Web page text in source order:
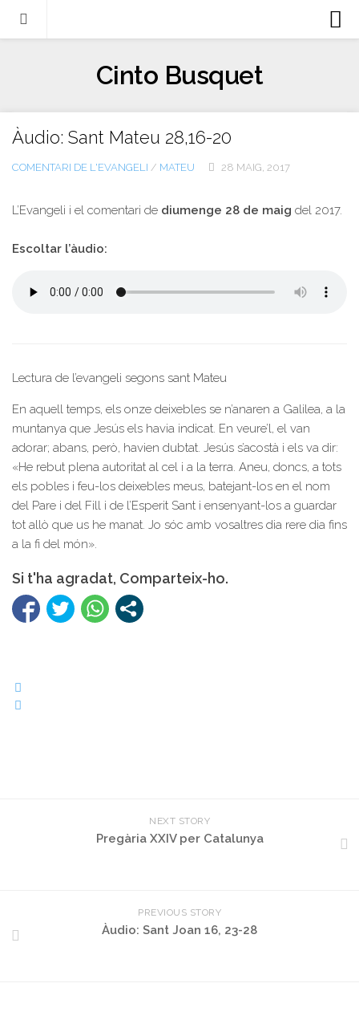
Llibres
Escrits-articles
Notícies
Contacte
Cinto Busquet
Àudio: Sant Mateu 28,16-20
COMENTARI DE L'EVANGELI / MATEU 28 MAIG, 2017
L’Evangeli i el comentari de diumenge 28 de maig del 2017.
Escoltar l’àudio:
Lectura de l’evangeli segons sant Mateu
En aquell temps, els onze deixebles se n’anaren a Galilea, a la
muntanya que Jesús els havia indicat. En veure’l, el van
adorar; abans, però, havien dubtat. Jesús s’acostà i els va dir:
«He rebut plena autoritat al cel i a la terra. Aneu, doncs, a tots
els pobles i feu-los deixebles meus, batejant-los en el nom
del Pare i del Fill i de l’Esperit Sant i ensenyant-los a guardar
tot allò que us he manat. Jo sóc amb vosaltres dia rere dia fins
a la fi del món».
Si t'ha agradat, Comparteix-ho.
NEXT STORY
Pregària XXIV per Catalunya
PREVIOUS STORY
Àudio: Sant Joan 16, 23-28